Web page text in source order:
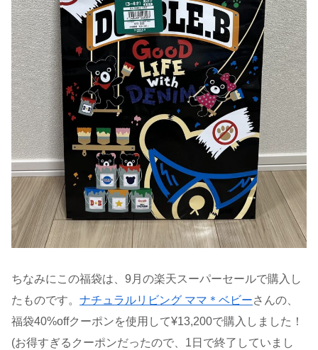
ちなみにこの福袋は、9月の楽天スーパーセールで購入し
たものです。 ナチュラルリビング ママ＊ベビーさんの、
福袋40%offクーポンを使用して¥13,200で購入しました！
(お得すぎるクーポンだったので、1日で終了していまし